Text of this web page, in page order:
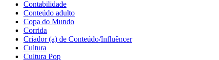
Contabilidade
Conteúdo adulto
Copa do Mundo
Corrida
Criador (a) de Conteúdo/Influêncer
Cultura
Cultura Pop